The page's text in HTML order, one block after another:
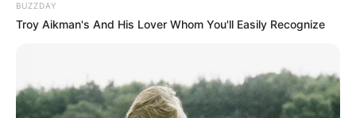
BUZZDAY
Troy Aikman's And His Lover Whom You'll Easily Recognize